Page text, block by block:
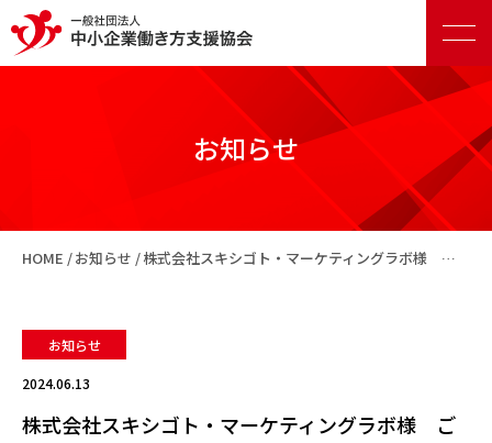
お知らせ
HOME お知らせ 株式会社スキシゴト・マーケティングラボ様 ご入会されました
お知らせ
2024.06.13
株式会社スキシゴト・マーケティングラボ様 ご